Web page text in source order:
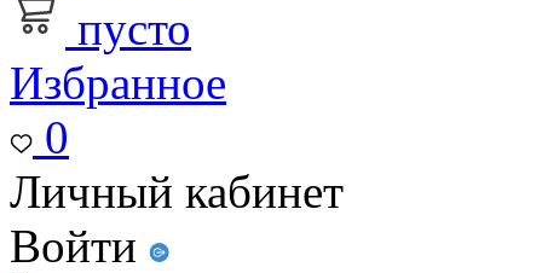
пусто
Избранное
0
Личный кабинет
Войти